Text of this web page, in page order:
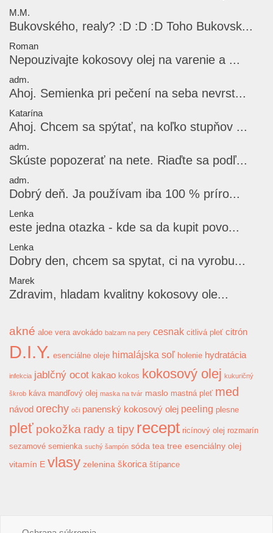
M.M.
Bukovského, realy? :D :D :D Toho Bukovsk...
Roman
Nepouzivajte kokosovy olej na varenie a ...
adm.
Ahoj. Semienka pri pečení na seba nevrst...
Katarína
Ahoj. Chcem sa spýtať, na koľko stupňov ...
adm.
Skúste popozerať na nete. Riaďte sa podľ...
adm.
Dobrý deň. Ja používam iba 100 % príro...
Lenka
este jedna otazka - kde sa da kupit povo...
Lenka
Dobry den, chcem sa spytat, ci na vyrobu...
Marek
Zdravim, hladam kvalitny kokosovy ole...
akné aloe vera avokádo balzam na pery cesnak citlivá pleť citrón
D.I.Y. esenciálne oleje himalájska soľ holenie hydratácia
infekcia jablčný ocot kakao kokos kokosový olej kukuričný
škrob káva mandľový olej maska na tvár maslo mastná pleť med
návod orechy oči panenský kokosový olej peeling plesne
pleť pokožka rady a tipy recept ricínový olej rozmarín
sezamové semienka suchý šampón sóda tea tree esenciálny olej
vitamín E vlasy zelenina škorica štípance